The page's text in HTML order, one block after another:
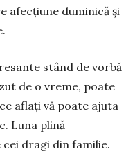
afecțiune duminică și
stând de vorbă
de o vreme, poate
aflați vă poate ajuta
Luna plină
dragi din familie.